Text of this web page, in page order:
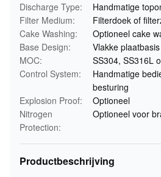
Discharge Type:
Handmatige
Filter Medium:
Filterdoek of
Cake Washing:
Optioneel cake
Base Design:
Vlakke
MOC:
SS304, SS316L
Control System:
Handmatige
besturing
Explosion Proof:
Optioneel
Nitrogen
Protection:
Optioneel voor
Productbeschrijving